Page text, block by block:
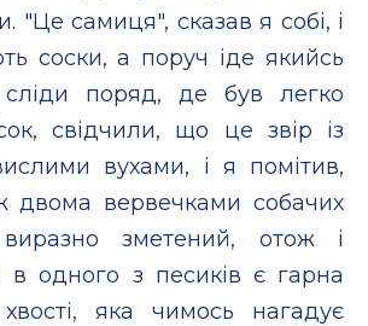
"Це самиця", сказав я собі, і
соски, а поруч іде якийсь
сліди поряд, де був легко
свідчили, що це звір із
вухами, і я помітив,
двома вервечками собачих
зметений, отож і
одного з песиків є гарна
яка чимось нагадує